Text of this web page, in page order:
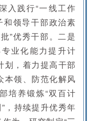
入践行“一线工作
和领导干部政治素
”优秀干部。二是
业化能力提升计
划，着力提高干部
本领、防范化解风
培养锻炼“双百计
，持续提升优秀年